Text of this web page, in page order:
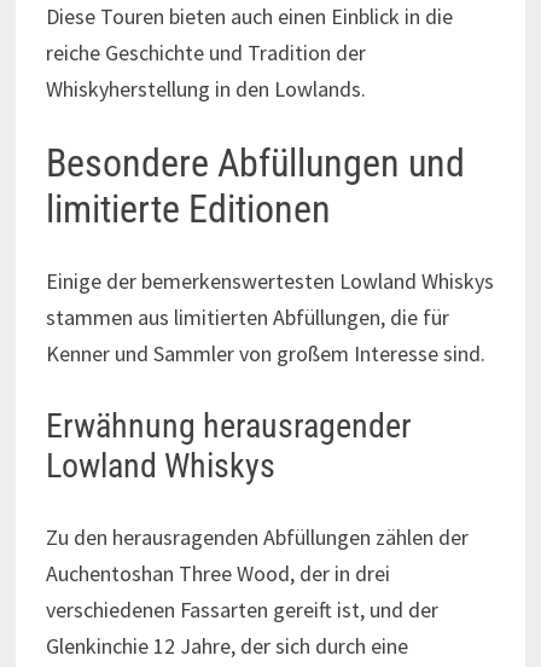
Diese Touren bieten auch einen Einblick in die
reiche Geschichte und Tradition der
Whiskyherstellung in den Lowlands.
Besondere Abfüllungen und
limitierte Editionen
Einige der bemerkenswertesten Lowland Whiskys
stammen aus limitierten Abfüllungen, die für
Kenner und Sammler von großem Interesse sind.
Erwähnung herausragender
Lowland Whiskys
Zu den herausragenden Abfüllungen zählen der
Auchentoshan Three Wood, der in drei
verschiedenen Fassarten gereift ist, und der
Glenkinchie 12 Jahre, der sich durch eine